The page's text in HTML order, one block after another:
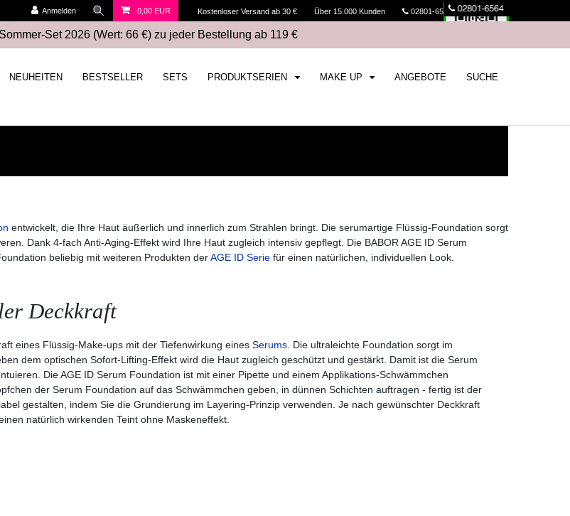
Kostenloser Versand ab 30 € Über 15.000 Kunden 02801-6564 Kasse
Anmelden 0,00 EUR
Set 2026 (Wert: 66 €) zu jeder Bestellung ab 119 €
NEUHEITEN BESTSELLER SETS PRODUKTSERIEN MAKE UP ANGEBOTE SUCHE
entwickelt, die Ihre Haut äußerlich und innerlich zum Strahlen bringt. Die serumartige Flüssig-Foundation sorgt
Dank 4-fach Anti-Aging-Effekt wird Ihre Haut zugleich intensiv gepflegt. Die BABOR AGE ID Serum
beliebig mit weiteren Produkten derAGE ID Serie für einen natürlichen, individuellen Look.
Deckkraft
eines Flüssig-Make-ups mit der Tiefenwirkung eines Serums . Die ultraleichte Foundation sorgt im
dem optischen Sofort-Lifting-Effekt wird die Haut zugleich geschützt und gestärkt. Damit ist die Serum
Die AGE ID Serum Foundation ist mit einer Pipette und einem Applikations-Schwämmchen
der Serum Foundation auf das Schwämmchen geben, in dünnen Schichten auftragen - fertig ist der
gestalten, indem Sie die Grundierung im Layering-Prinzip verwenden. Je nach gewünschter Deckkraft
natürlich wirkenden Teint ohne Maskeneffekt.